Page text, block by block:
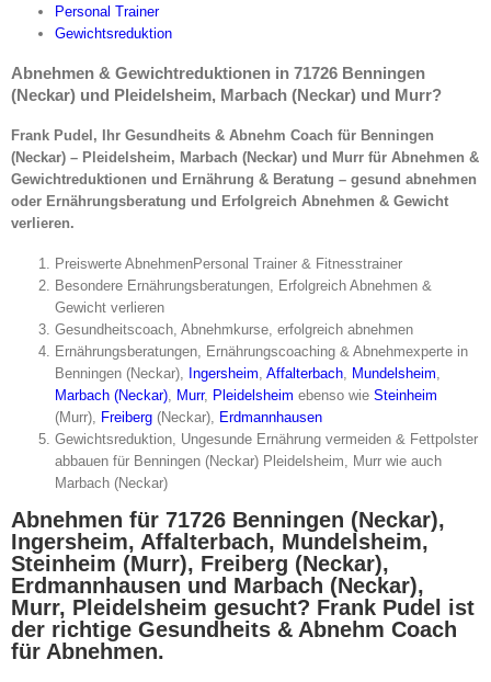
Personal Trainer
Gewichtsreduktion
Abnehmen & Gewichtreduktionen in 71726 Benningen
(Neckar) und Pleidelsheim, Marbach (Neckar) und Murr?
Frank Pudel, Ihr Gesundheits & Abnehm Coach für Benningen
(Neckar) – Pleidelsheim, Marbach (Neckar) und Murr für Abnehmen &
Gewichtreduktionen und Ernährung & Beratung – gesund abnehmen
oder Ernährungsberatung und Erfolgreich Abnehmen & Gewicht
verlieren.
Preiswerte AbnehmenPersonal Trainer & Fitnesstrainer
Besondere Ernährungsberatungen, Erfolgreich Abnehmen &
Gewicht verlieren
Gesundheitscoach, Abnehmkurse, erfolgreich abnehmen
Ernährungsberatungen, Ernährungscoaching & Abnehmexperte in
Benningen (Neckar), Ingersheim, Affalterbach, Mundelsheim,
Marbach (Neckar), Murr, Pleidelsheim ebenso wie Steinheim
(Murr), Freiberg (Neckar), Erdmannhausen
Gewichtsreduktion, Ungesunde Ernährung vermeiden & Fettpolster
abbauen für Benningen (Neckar) Pleidelsheim, Murr wie auch
Marbach (Neckar)
Abnehmen für 71726 Benningen (Neckar),
Ingersheim, Affalterbach, Mundelsheim,
Steinheim (Murr), Freiberg (Neckar),
Erdmannhausen und Marbach (Neckar),
Murr, Pleidelsheim gesucht? Frank Pudel ist
der richtige Gesundheits & Abnehm Coach
für Abnehmen.